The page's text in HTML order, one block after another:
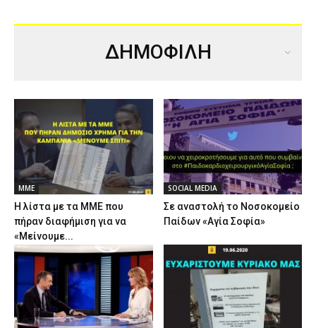
ΔΗΜΟΦΙΛΗ
ΜΜΕ
Η λίστα με τα ΜΜΕ που
πήραν διαφήμιση για να
«Μείνουμε...
SOCIAL MEDIA
Σε αναστολή το Νοσοκομείο
Παίδων «Αγία Σοφία»